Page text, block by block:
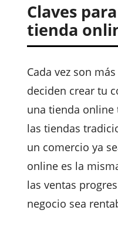
Claves
tienda
Cada vez son
deciden crear tu
una tienda online
las tiendas
un comercio ya
online es la
las ventas
negocio sea